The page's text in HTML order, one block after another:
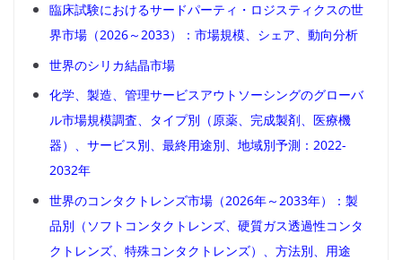
臨床試験におけるサードパーティ・ロジスティクスの世
界市場（2026～2033）：市場規模、シェア、動向分析
世界のシリカ結晶市場
化学、製造、管理サービスアウトソーシングのグローバ
ル市場規模調査、タイプ別（原薬、完成製剤、医療機
器）、サービス別、最終用途別、地域別予測：2022-
2032年
世界のコンタクトレンズ市場（2026年～2033年）：製
品別（ソフトコンタクトレンズ、硬質ガス透過性コンタ
クトレンズ、特殊コンタクトレンズ）、方法別、用途